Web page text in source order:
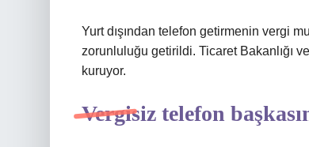
Yurt dışından telefon getirmenin vergi
zorunluluğu getirildi. Ticaret Bakanlığı
kuruyor.
Vergisiz telefon